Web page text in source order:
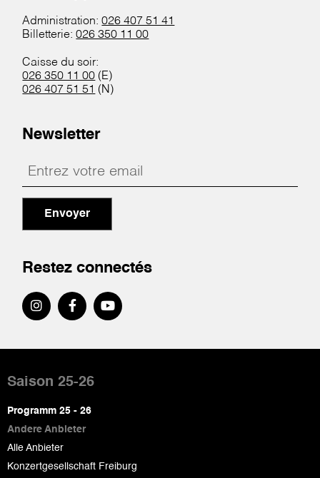
Administration:026 407 51 41
Billetterie:026 350 11 00
Caisse du soir:
026 350 11 00 (E)
026 407 51 51 (N)
Newsletter
Envoyer
Restez connectés
de
page
Saison 25-26
Programm 25 - 26
Andere Anbieter
Alle Anbieter
Konzertgesellschaft Freiburg